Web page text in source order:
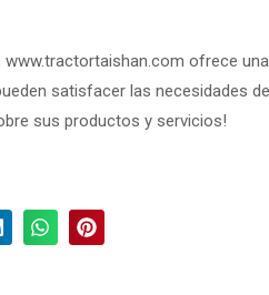
www.tractortaishan.com ofrece
satisfacer las necesidades
sus productos y servicios!